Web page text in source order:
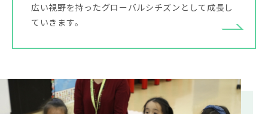
広い視野を持ったグローバルシチズンとして成長し
ていきます。